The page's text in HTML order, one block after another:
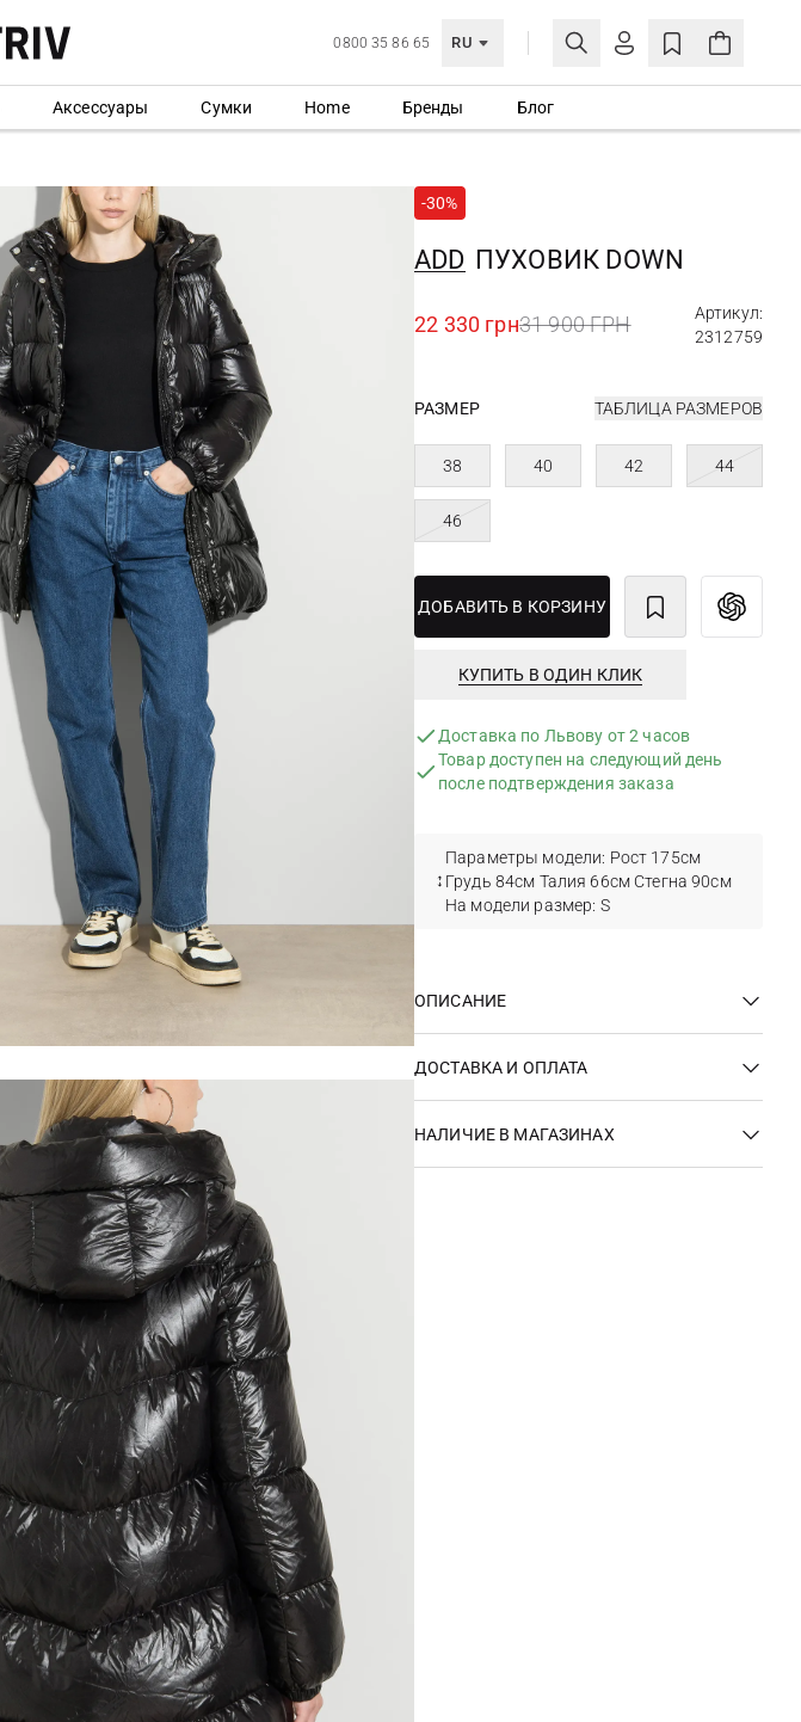
0800 35 86 65 RU
ЛИЧНЫЙ КАБИНЕТ
СОЗДАТЬ УЧЕТНУЮ ЗАПИСЬ
Аксессуары Сумки Home Бренды Блог
-30%
ADD ПУХОВИК DOWN
22 330 грн31 900 ГРН
Артикул:
2312759
РАЗМЕР ТАБЛИЦА РАЗМЕРОВ
38 40 42 44
46
ДОБАВИТЬ В КОРЗИНУ
КУПИТЬ В ОДИН КЛИК
Доставка по Львову от 2 часов
Товар доступен на следующий день
после подтверждения заказа
Параметры модели: Рост 175см
Грудь 84см Талия 66см Стегна 90см
На модели размер: S
ОПИСАНИЕ
ДОСТАВКА И ОПЛАТА
НАЛИЧИЕ В МАГАЗИНАХ